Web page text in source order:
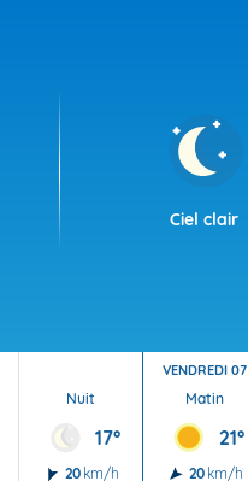
Ciel clair
Nuit
17°
20 km/h
VENDREDI 07
Matin
21°
20 km/h